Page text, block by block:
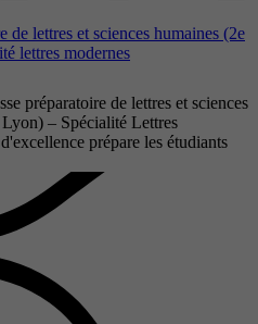
de lettres et sciences humaines (2e
lettres modernes
préparatoire de lettres et sciences
– Spécialité Lettres
prépare les étudiants